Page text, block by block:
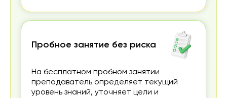
Пробное занятие без риска
На бесплатном пробном занятии
преподаватель определяет текущий
уровень знаний, уточняет цели и